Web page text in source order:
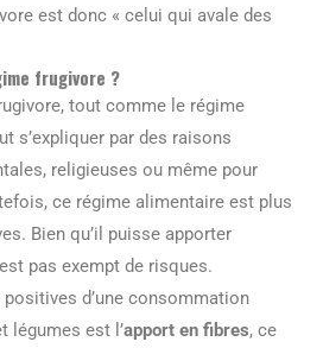
est donc « celui qui avale des
frugivore ?
tout comme le régime
s’expliquer par des raisons
religieuses ou même pour
ce régime alimentaire est plus
Bien qu’il puisse apporter
pas exempt de risques.
d’une consommation
légumes est l’apport en fibres, ce